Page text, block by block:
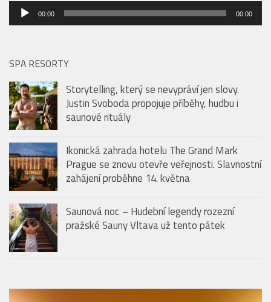
Audio
přehrávač
00:00 00:00
SPA RESORTY
Storytelling, který se nevypráví jen slovy.
Justin Svoboda propojuje příběhy, hudbu i
saunové rituály
Ikonická zahrada hotelu The Grand Mark
Prague se znovu otevře veřejnosti. Slavnostní
zahájení proběhne 14. května
Saunová noc – Hudební legendy rozezní
pražské Sauny Vltava už tento pátek